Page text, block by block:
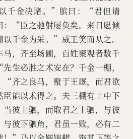
千金决赌。”膑曰：“君但请
“臣之驰射屡负矣。来日愿倾
千金为采。”威王笑而从之。
，齐至场圃，百姓聚观者数千
生必胜之术安在？千金一棚，
齐之良马，聚于王厩，而君欲
能以术得之。夫三棚有上中下
彼上驷，而取君之上驷，与彼
彼下驷角，君虽一败，必有二